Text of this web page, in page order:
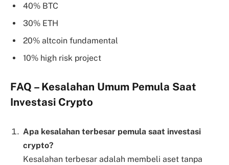
40% BTC
30% ETH
20% altcoin fundamental
10% high risk project
FAQ – Kesalahan Umum Pemula Saat
Investasi Crypto
Apa kesalahan terbesar pemula saat investasi
crypto?
Kesalahan terbesar adalah membeli aset tanpa